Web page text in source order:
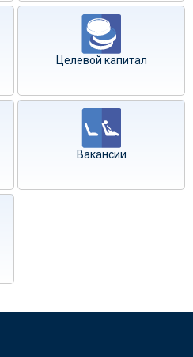
Целевой капитал
Вакансии